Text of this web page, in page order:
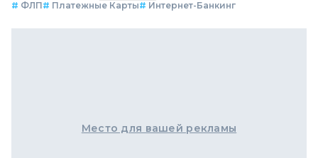
# ФЛП# Платежные Карты# Интернет-Банкинг
Место для вашей рекламы